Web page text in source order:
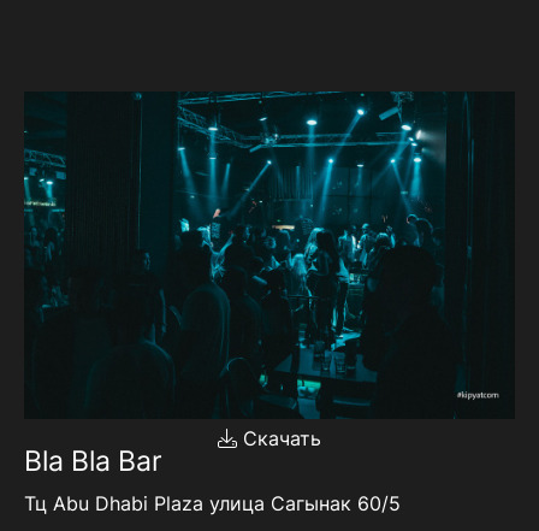
Скачать
Bla Bla Bar
Тц Abu Dhabi Plaza улица Сагынак 60/5